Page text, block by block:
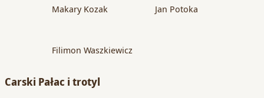
Makary Kozak Jan Potoka
Filimon Waszkiewicz
Carski Pałac i trotyl